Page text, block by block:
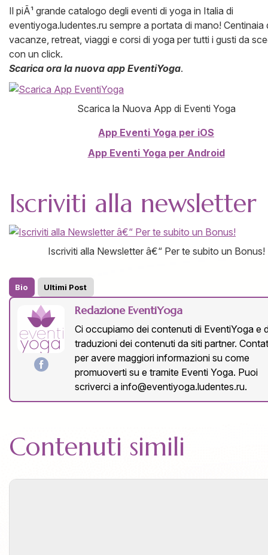
Il piÃ¹ grande catalogo degli eventi di yoga in Italia di
eventiyoga.ludentes.ru sempre a portata di mano! Centinaia
vacanze, retreat, viaggi e corsi di yoga per tutti i gusti da
con un click.
Scarica ora la nuova app EventiYoga.
Scarica la Nuova App di Eventi Yoga
App Eventi Yoga per iOS
App Eventi Yoga per Android
Iscriviti alla newsletter
Iscriviti alla Newsletter â€“ Per te subito un Bonus!
Bio Ultimi Post
Redazione EventiYoga
Ci occupiamo dei contenuti di EventiYoga e
traduzioni dei contenuti da siti partner.
per avere maggiori informazioni su come
promuoverti su e tramite Eventi Yoga. Puoi
scriverci a info@eventiyoga.ludentes.ru.
Contenuti simili